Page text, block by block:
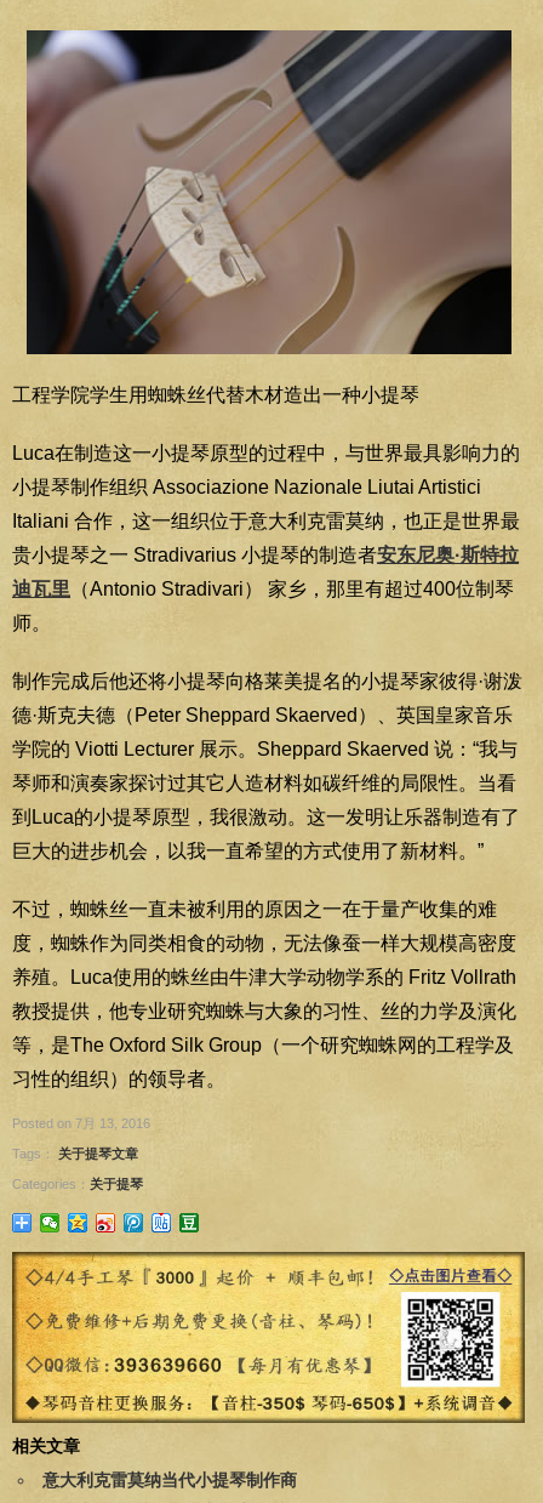
工程学院学生用蜘蛛丝代替木材造出一种小提琴
Luca在制造这一小提琴原型的过程中，与世界最具影响力的
小提琴制作组织 Associazione Nazionale Liutai Artistici
Italiani 合作，这一组织位于意大利克雷莫纳，也正是世界最
贵小提琴之一 Stradivarius 小提琴的制造者安东尼奥·斯特拉
迪瓦里 （Antonio Stradivari） 家乡，那里有超过400位制琴
师。
制作完成后他还将小提琴向格莱美提名的小提琴家彼得·谢泼
德·斯克夫德（Peter Sheppard Skaerved）、英国皇家音乐
学院的 Viotti Lecturer 展示。Sheppard Skaerved 说：“我与
琴师和演奏家探讨过其它人造材料如碳纤维的局限性。当看
到Luca的小提琴原型，我很激动。这一发明让乐器制造有了
巨大的进步机会，以我一直希望的方式使用了新材料。”
不过，蜘蛛丝一直未被利用的原因之一在于量产收集的难
度，蜘蛛作为同类相食的动物，无法像蚕一样大规模高密度
养殖。Luca使用的蛛丝由牛津大学动物学系的 Fritz Vollrath
教授提供，他专业研究蜘蛛与大象的习性、丝的力学及演化
等，是The Oxford Silk Group（一个研究蜘蛛网的工程学及
习性的组织）的领导者。
Posted on 7月 13, 2016
Tags： 关于提琴文章
Categories： 关于提琴
相关文章
意大利克雷莫纳当代小提琴制作商